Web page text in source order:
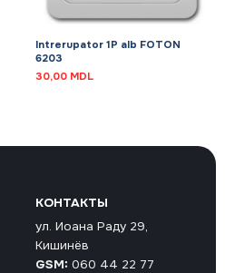
Intrerupator 1P alb FOTON
6203
30,00 MDL
КОНТАКТЫ
ул. Иоана Раду 29,
Кишинёв
GSM: 060 44 22 77